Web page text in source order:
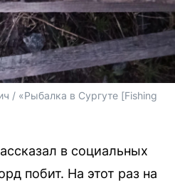
/ «Рыбалка в Сургуте [Fishing
в социальных
побит. На этот раз на